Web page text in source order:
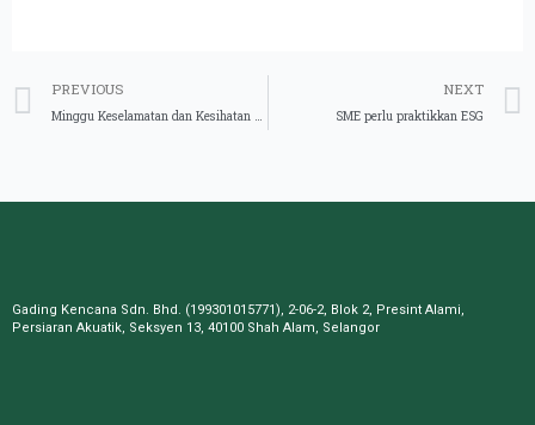
PREVIOUS
Minggu Keselamatan dan Kesihatan Pekerjaan
NEXT
SME perlu praktikkan ESG
Gading Kencana Sdn. Bhd. (199301015771), 2-06-2, Blok 2, Presint Alami,
Persiaran Akuatik, Seksyen 13, 40100 Shah Alam, Selangor